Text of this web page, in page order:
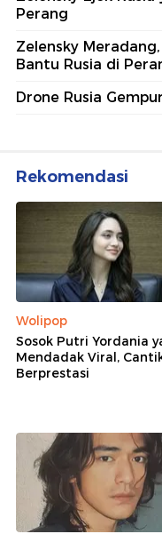
Perang
Zelensky
Bantu Rusia di
Drone Rusia
Rekomendasi
Wolipop
Sosok Putri Yordania
Mendadak Viral,
Berprestasi